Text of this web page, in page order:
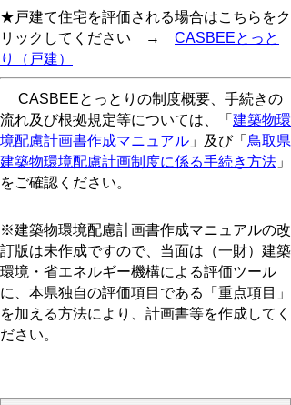
★戸建て住宅を評価される場合はこちらをク
リックしてください → CASBEEとっと
り（戸建）
CASBEEとっとりの制度概要、手続きの
流れ及び根拠規定等については、「 建築物環
境配慮計画書作成マニュアル 」及び「 鳥取県
建築物環境配慮計画制度に係る手続き方法 」
をご確認ください。
※建築物環境配慮計画書作成マニュアルの改
訂版は未作成ですので、当面は（一財）建築
環境・省エネルギー機構による評価ツール
に、本県独自の評価項目である「重点項目」
を加える方法により、計画書等を作成してく
ださい。